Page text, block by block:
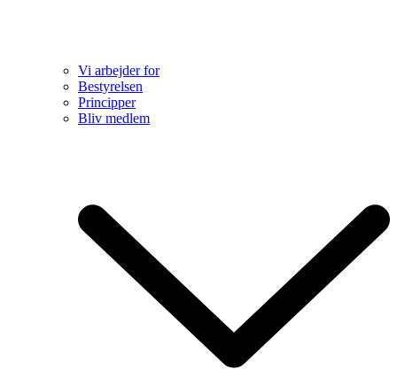
Vi arbejder for
Bestyrelsen
Principper
Bliv medlem